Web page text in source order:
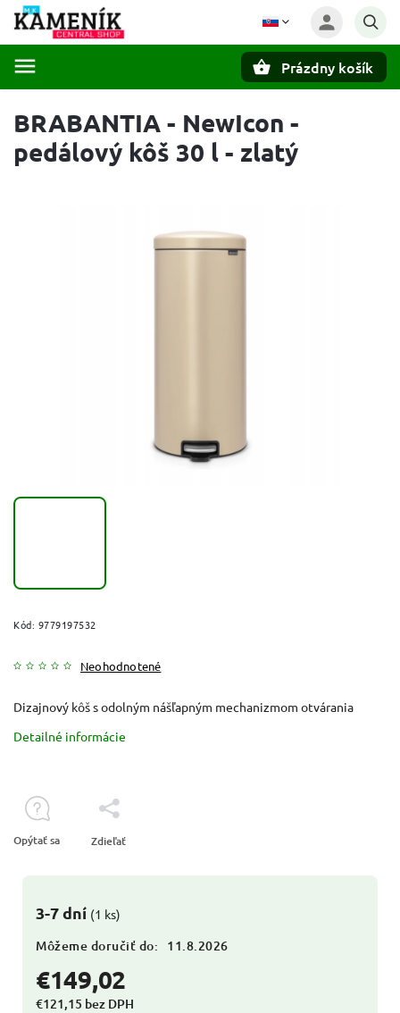
Prázdny košík
BRABANTIA - NewIcon -
pedálový kôš 30 l - zlatý
Kód: 9779197532
Neohodnotené
€149,02
€121,15 bez DPH
3-7 dní (1 ks)
Môžeme doručiť do: 11.8.2026
Dizajnový kôš s odolným nášľapným mechanizmom otvárania
Detailné informácie
Opýtať sa Zdieľať